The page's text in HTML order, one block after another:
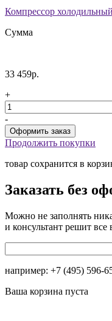
Компрессор
Сумма
33 459р.
+
-
Продолжить покупки
товар сохранится в
Заказать без
Можно не заполнять
и консультант решит
например: +7 (495) 596-
Ваша корзина пуста